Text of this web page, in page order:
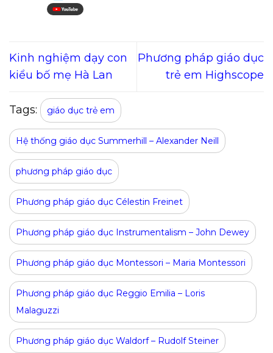
Kinh nghiệm dạy con
kiểu bố mẹ Hà Lan
Phương pháp giáo dục
trẻ em Highscope
Tags: giáo dục trẻ em
Hệ thống giáo dục Summerhill – Alexander Neill
phương pháp giáo dục
Phương pháp giáo dục Célestin Freinet
Phương pháp giáo dục Instrumentalism – John Dewey
Phương pháp giáo dục Montessori – Maria Montessori
Phương pháp giáo dục Reggio Emilia – Loris
Malaguzzi
Phương pháp giáo dục Waldorf – Rudolf Steiner